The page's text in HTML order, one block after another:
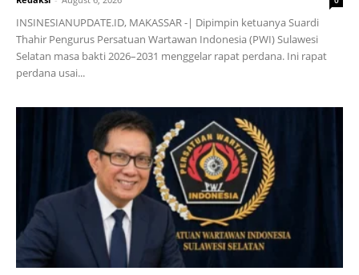
INSINESIANUPDATE.ID, MAKASSAR -| Dipimpin ketuanya Suardi
Thahir Pengurus Persatuan Wartawan Indonesia (PWI) Sulawesi
Selatan masa bakti 2026–2031 menggelar rapat perdana. Ini rapat
perdana usai...